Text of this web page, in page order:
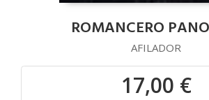
ROMANCERO
AFILADOR
17,00 €